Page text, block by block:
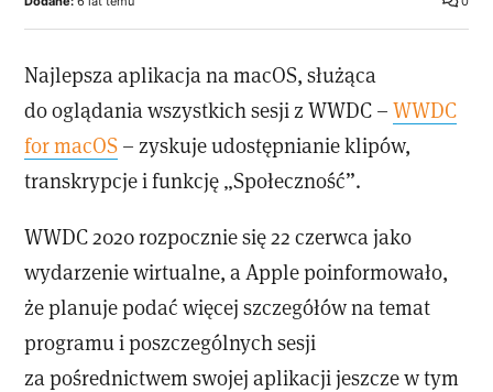
Najlepsza aplikacja na macOS, służąca
do oglądania wszystkich sesji z WWDC –WWDC
for macOS – zyskuje udostępnianie klipów,
transkrypcje i funkcję „Społeczność”.
WWDC 2020 rozpocznie się 22 czerwca jako
wydarzenie wirtualne, a Apple poinformowało,
że planuje podać więcej szczegółów na temat
programu i poszczególnych sesji
za pośrednictwem swojej aplikacji jeszcze w tym